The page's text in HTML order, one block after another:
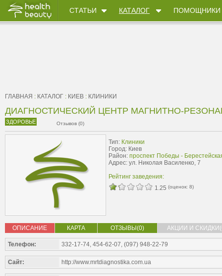
СТАТЬИ КАТАЛОГ ПОМОЩНИКИ
ГЛАВНАЯ : КАТАЛОГ : КИЕВ : КЛИНИКИ
ДИАГНОСТИЧЕСКИЙ ЦЕНТР МАГНИТНО-
ЗДОРОВЬЕ Отзывов (0)
Тип: Клиники
Город: Киев
Район: проспект Победы -
Адрес: ул. Николая Василенко, 7
Рейтинг заведения:
1.25 (оценок: 8)
ОПИСАНИЕ КАРТА ОТЗЫВЫ(0) АКЦИИ И
Телефон: 332-17-74, 454-62-07, (097) 948-22-79
Сайт: http://www.mrtdiagnostika.com.ua